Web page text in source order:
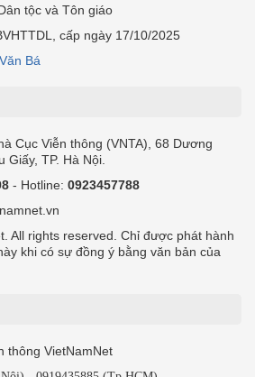
tộc và Tôn giáo
cấp ngày 17/10/2025
Bá
Cục Viễn thông (VNTA), 68 Dương
TP. Hà Nội.
- Hotline: 0923457788
All rights reserved. Chỉ được phát hành
khi có sự đồng ý bằng văn bản của
thông VietNamNet